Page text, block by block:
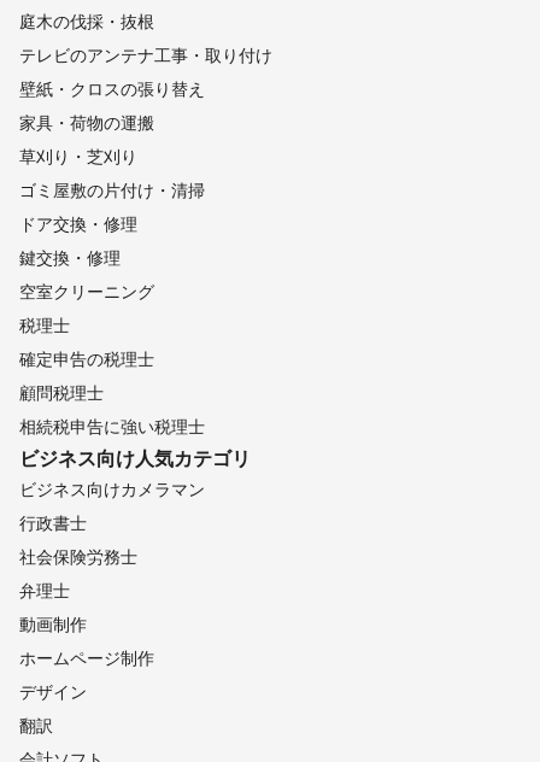
庭木の伐採・抜根
テレビのアンテナ工事・取り付け
壁紙・クロスの張り替え
家具・荷物の運搬
草刈り・芝刈り
ゴミ屋敷の片付け・清掃
ドア交換・修理
鍵交換・修理
空室クリーニング
税理士
確定申告の税理士
顧問税理士
相続税申告に強い税理士
ビジネス向け人気カテゴリ
ビジネス向けカメラマン
行政書士
社会保険労務士
弁理士
動画制作
ホームページ制作
デザイン
翻訳